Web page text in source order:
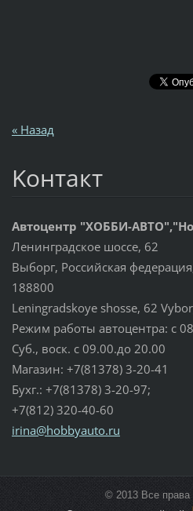
« Назад
Koнтакт
Автоцентр "ХОББИ-
Ленинградское шоссе, 62
Выборг, Российская
188800
Leningradskoye shosse, 62
Режим работы автоцентра: с
Суб., воск. с 09.00.до 20.00
Магазин: +7(81378) 3-20-41
Бухг.: +7(81378) 3-20-97;
+7(812) 320-40-60
irina@hobbyauto.ru
© 2013 Все